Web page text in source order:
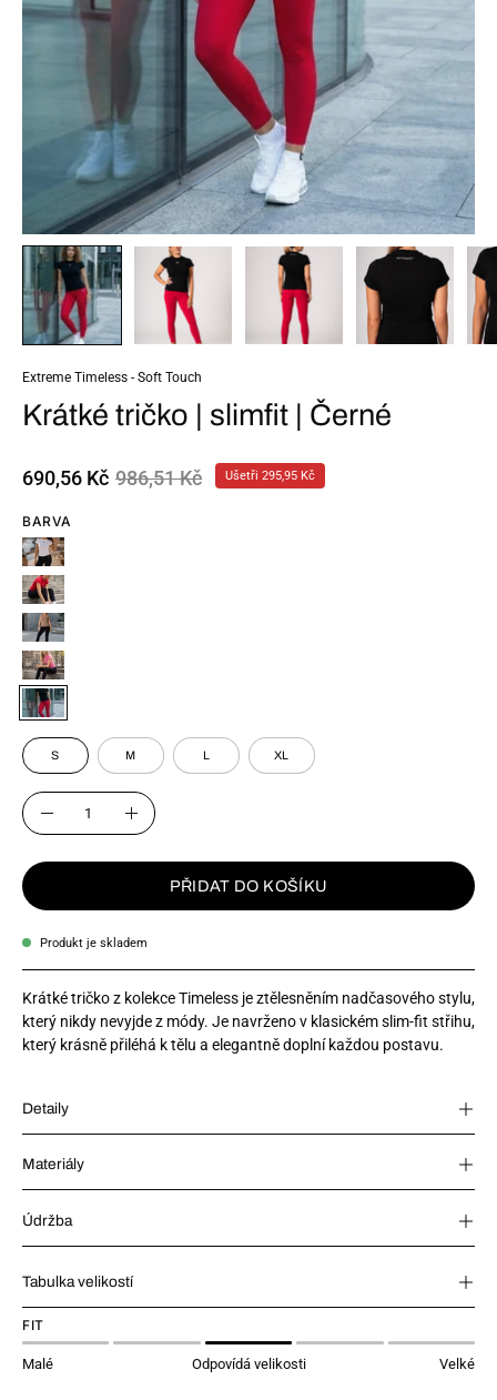
Extreme Timeless - Soft Touch
Krátké tričko | slimfit | Černé
690,56 Kč 986,51 Kč Ušetři 295,95 Kč
BARVA
SIZE
S M L XL
MNOŽSTVÍ
Množství
Zvýšit
PŘIDAT DO KOŠÍKU
Produkt je skladem
Krátké tričko z kolekce Timeless je ztělesněním nadčasového stylu,
který nikdy nevyjde z módy. Je navrženo v klasickém slim-fit střihu,
který krásně přiléhá k tělu a elegantně doplní každou postavu.
Detaily
Materiály
Údržba
Tabulka velikostí
FIT
Malé Odpovídá velikosti Velké